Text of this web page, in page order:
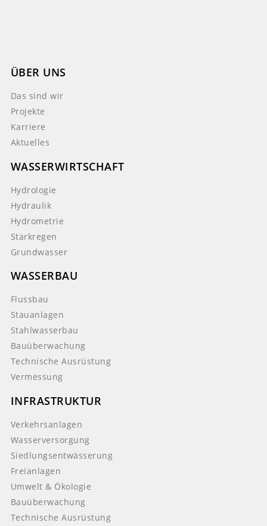
ÜBER UNS
Das sind wir
Projekte
Karriere
Aktuelles
WASSERWIRTSCHAFT
Hydrologie
Hydraulik
Hydrometrie
Starkregen
Grundwasser
WASSERBAU
Flussbau
Stauanlagen
Stahlwasserbau
Bauüberwachung
Technische Ausrüstung
Vermessung
INFRASTRUKTUR
Verkehrsanlagen
Wasserversorgung
Siedlungsentwässerung
Freianlagen
Umwelt & Ökologie
Bauüberwachung
Technische Ausrüstung